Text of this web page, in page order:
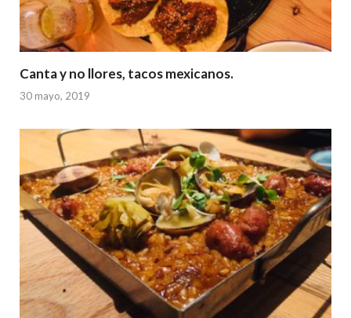
Canta y no llores, tacos mexicanos.
30 mayo, 2019